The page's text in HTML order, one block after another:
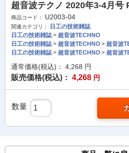
超音波テクノ 2020年3-4月号
商品コード： U2003-04
関連カテゴリ：
日工の技術雑誌
日工の技術雑誌> 超音波TECHNO
日工の技術雑誌> 超音波TECHNO > 超音波
日工の技術雑誌> 超音波TECHNO > 超音波
通常価格(税込)： 4,268 円
販売価格(税込)： 4,268 円
数量